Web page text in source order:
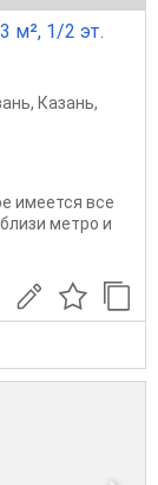
м², 1/2 эт.
, Казань,
имеется все
метро и